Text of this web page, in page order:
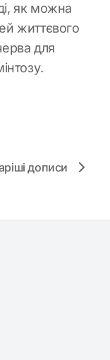
як можна
життєвого
для
дописи